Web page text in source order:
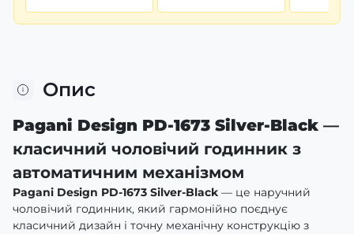
Опис
Pagani Design PD-1673 Silver-Black —
класичний чоловічий годинник з
автоматичним механізмом
Pagani Design PD-1673 Silver-Black — це наручний
чоловічий годинник, який гармонійно поєднує
класичний дизайн і точну механічну конструкцію з